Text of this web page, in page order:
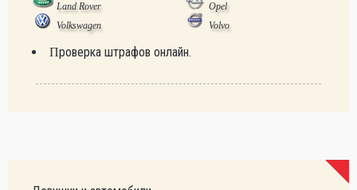
Land Rover
Opel
Volkswagen
Volvo
Проверка штрафов онлайн.